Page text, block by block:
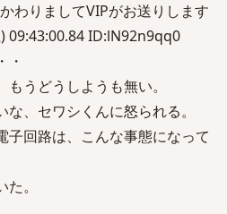
わりましてVIPがお送りします
09:43:00.84 ID:lN92n9qq0
・
うどうしようも無い。
、セワシくんに怒られる。
子回路は、こんな事態になって
。